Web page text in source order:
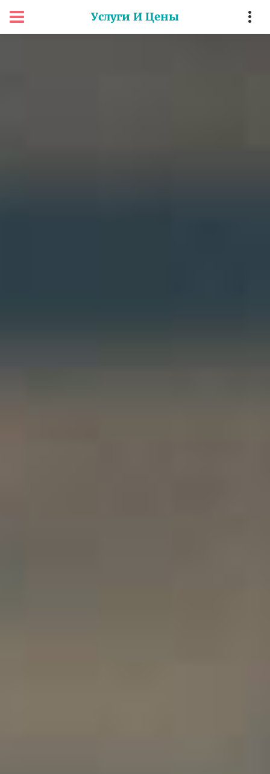
Услуги И Цены